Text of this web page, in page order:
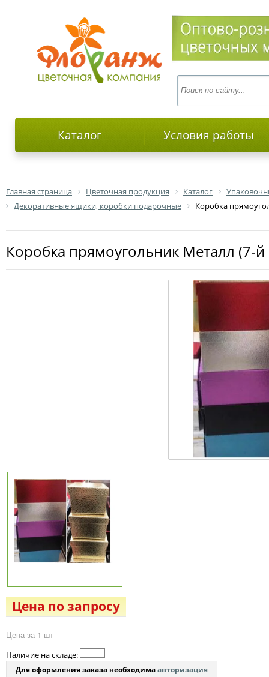
Каталог Условия работы
Главная страница Цветочная продукция Каталог
Декоративные ящики, коробки подарочные
Коробка
Коробка прямоугольник Металл (7-
Цена по запросу
Цена за 1 шт
Наличие на складе:
Для оформления заказа необходимаавторизация